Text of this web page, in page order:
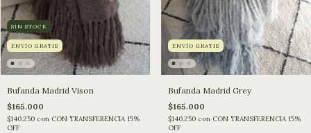
SIN STOCK
ENVÍO GRATIS
Bufanda Madrid Vison
$165.000
$140.250 con CON TRANSFERENCIA 15%
OFF
ENVÍO GRATIS
Bufanda Madrid Grey
$165.000
$140.250 con CON TRANSFERENCIA 15%
OFF